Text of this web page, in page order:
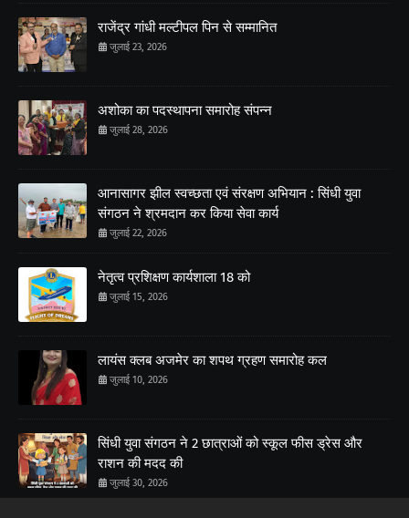
राजेंद्र गांधी मल्टीपल पिन से सम्मानित
जुलाई 23, 2026
अशोका का पदस्थापना समारोह संपन्न
जुलाई 28, 2026
आनासागर झील स्वच्छता एवं संरक्षण अभियान : सिंधी युवा
संगठन ने श्रमदान कर किया सेवा कार्य
जुलाई 22, 2026
नेतृत्व प्रशिक्षण कार्यशाला 18 को
जुलाई 15, 2026
लायंस क्लब अजमेर का शपथ ग्रहण समारोह कल
जुलाई 10, 2026
सिंधी युवा संगठन ने 2 छात्राओं को स्कूल फीस ड्रेस और
राशन की मदद की
जुलाई 30, 2026